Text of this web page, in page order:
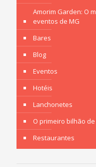
Amorim Garden: O
eventos de MG
Bares
Blog
Eventos
Hotéis
Lanchonetes
O primeiro bilhão de
Restaurantes